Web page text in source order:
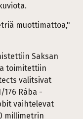
muottimattoa,"
Saksan
toimitettiin
valitsivat
176 Rába -
vaihtelevat
millimetrin